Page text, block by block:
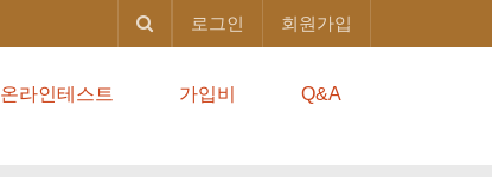
로그인 회원가입
온라인테스트 가입비 Q&A